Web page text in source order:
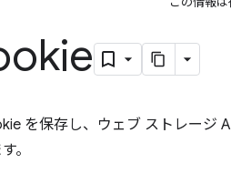
を保存し、ウェブ ストレージ
。